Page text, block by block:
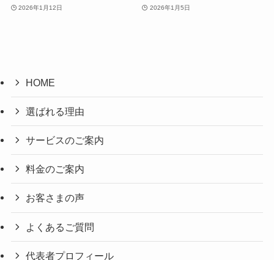
2026年1月12日 2026年1月5日
HOME
選ばれる理由
サービスのご案内
料金のご案内
お客さまの声
よくあるご質問
代表者プロフィール